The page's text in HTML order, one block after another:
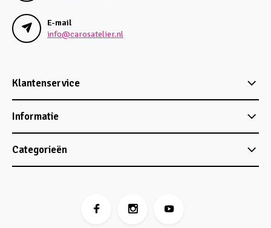
E-mail
info@carosatelier.nl
Klantenservice
Informatie
Categorieën